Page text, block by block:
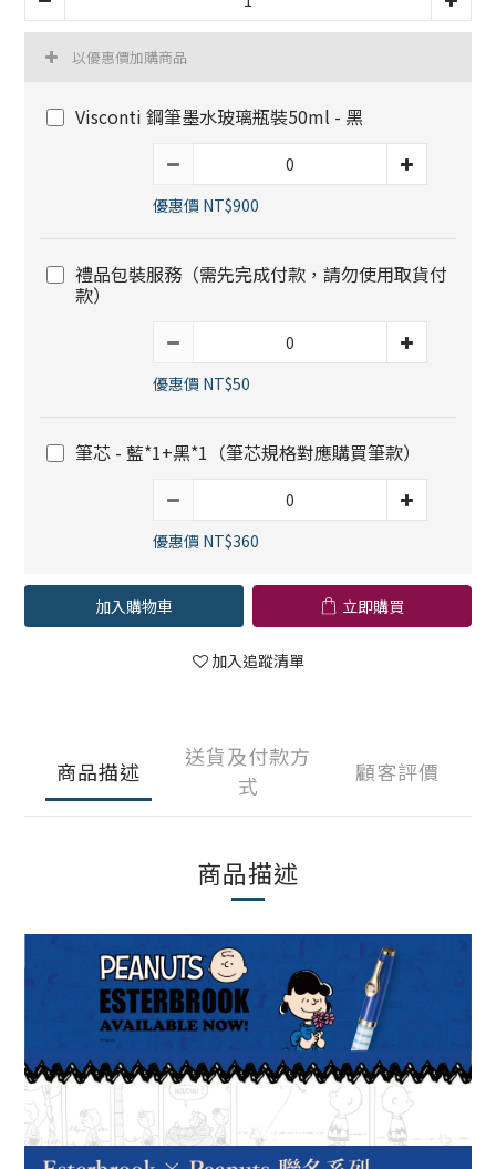
以優惠價加購商品
Visconti 鋼筆墨水玻璃瓶裝50ml - 黑
優惠價 NT$900
禮品包裝服務（需先完成付款，請勿使用取貨付
款）
優惠價 NT$50
筆芯 - 藍*1+黑*1（筆芯規格對應購買筆款）
優惠價 NT$360
加入購物車 立即購買
加入追蹤清單
商品描述
送貨及付款方
式
顧客評價
商品描述